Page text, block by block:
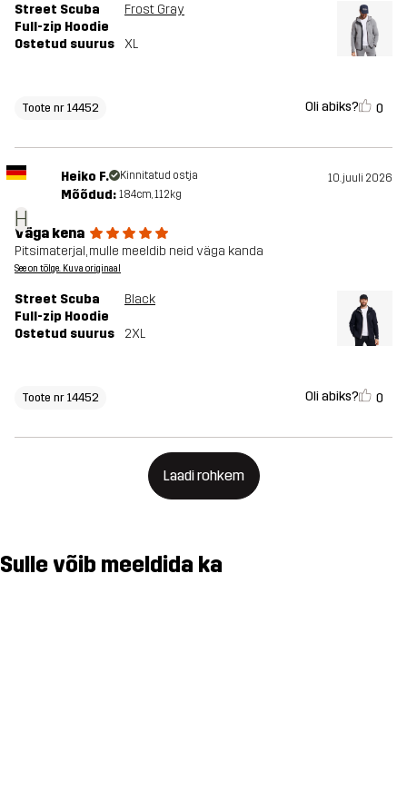
Street Scuba
Full-zip Hoodie
Frost Gray
Ostetud suurus XL
Toote nr 14452 Oli abiks? 0
H
Heiko F. Kinnitatud ostja 10. juuli 2026
Mõõdud: 184cm, 112kg
Väga kena
Pitsimaterjal, mulle meeldib neid väga kanda
See on tõlge. Kuva originaal
Street Scuba
Full-zip Hoodie
Black
Ostetud suurus 2XL
Toote nr 14452 Oli abiks? 0
Laadi rohkem
Sulle võib meeldida ka